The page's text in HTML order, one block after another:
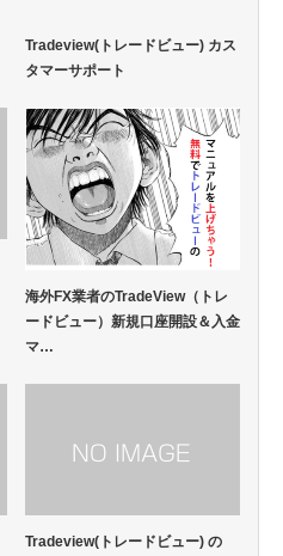
Tradeview(トレードビュー) カス
タマーサポート
海外FX業者のTradeView（トレ
ードビュー）新規口座開設＆入金
マ…
Tradeview(トレードビュー) の